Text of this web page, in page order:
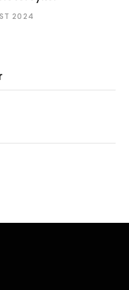
2024